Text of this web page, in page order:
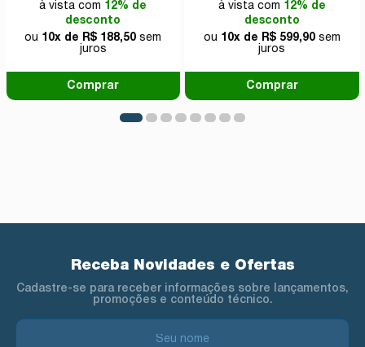
à vista com 12% de
desconto
ou 10x de R$ 188,50 sem
juros
Comprar
à vista com 12% de
desconto
ou 10x de R$ 599,90sem
juros
Comprar
Receba Novidades e Ofertas
Cadastre-se para receber informações sobre lançamentos,
promoções e conteúdo técnico.